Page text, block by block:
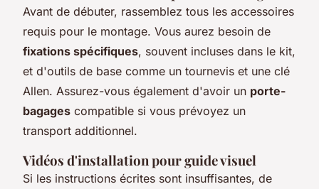
Avant de débuter, rassemblez tous les accessoires
requis pour le montage. Vous aurez besoin de
fixations spécifiques, souvent incluses dans le kit,
et d'outils de base comme un tournevis et une clé
Allen. Assurez-vous également d'avoir un porte-
bagages compatible si vous prévoyez un
transport additionnel.
Vidéos d'installation pour guide visuel
Si les instructions écrites sont insuffisantes, de